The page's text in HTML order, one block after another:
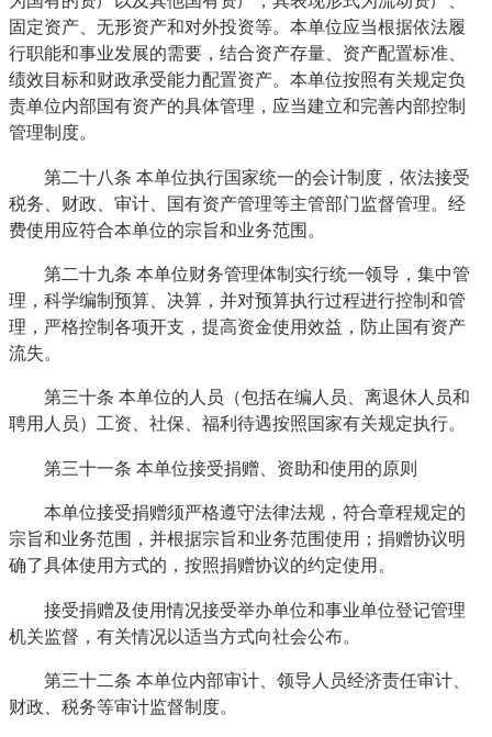
固定资产、无形资产和对外投资等。本单位应当根据依法履
行职能和事业发展的需要，结合资产存量、资产配置标准、
绩效目标和财政承受能力配置资产。本单位按照有关规定负
责单位内部国有资产的具体管理，应当建立和完善内部控制
管理制度。
第二十八条 本单位执行国家统一的会计制度，依法接受
税务、财政、审计、国有资产管理等主管部门监督管理。经
费使用应符合本单位的宗旨和业务范围。
第二十九条 本单位财务管理体制实行统一领导，集中管
理，科学编制预算、决算，并对预算执行过程进行控制和管
理，严格控制各项开支，提高资金使用效益，防止国有资产
流失。
第三十条 本单位的人员（包括在编人员、离退休人员和
聘用人员）工资、社保、福利待遇按照国家有关规定执行。
第三十一条 本单位接受捐赠、资助和使用的原则
本单位接受捐赠须严格遵守法律法规，符合章程规定的
宗旨和业务范围，并根据宗旨和业务范围使用；捐赠协议明
确了具体使用方式的，按照捐赠协议的约定使用。
接受捐赠及使用情况接受举办单位和事业单位登记管理
机关监督，有关情况以适当方式向社会公布。
第三十二条 本单位内部审计、领导人员经济责任审计、
财政、税务等审计监督制度。